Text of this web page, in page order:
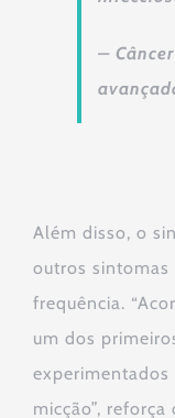
–
Além disso, o
outros
frequência.
um dos
micção”, reforça